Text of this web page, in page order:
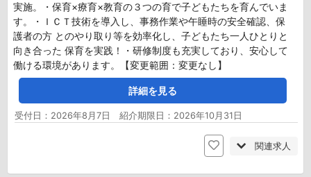
実施。・保育×療育×教育の３つの育で子どもたちを育んでいま
す。・ＩＣＴ技術を導入し、事務作業や午睡時の安全確認、保
護者の方 とのやり取り等を効率化し、子どもたち一人ひとりと
向き合った 保育を実践！・研修制度も充実しており、安心して
働ける環境があります。【変更範囲：変更なし】
詳細を見る
受付日：2026年8月7日 紹介期限日：2026年10月31日
関連求人